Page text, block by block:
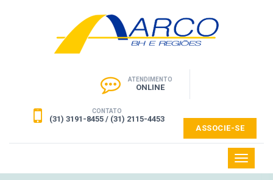
ATENDIMENTO
ONLINE
CONTATO
(31) 3191-8455 / (31) 2115-4453
ASSOCIE-SE
Toggle